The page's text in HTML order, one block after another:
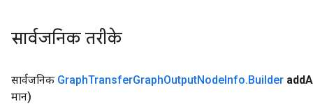
सार्वजनिक तरीके
सार्वजनिक GraphTransferGraphOutputNodeInfo.Builder add
मान)